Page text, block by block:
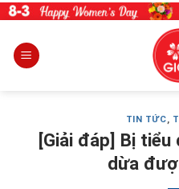
Skip
content
TIN TỨC,
[Giải đáp] Bị
dừa